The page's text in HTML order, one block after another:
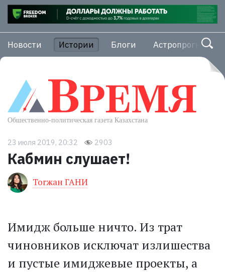
Новости Истории Блоги Астропрогноз
23 июля 2019, 20:32 2903
Кабмин слушает!
Тогжан ГАНИ
Имидж больше ничто. Из трат
чиновников исключат излишества
и пустые имиджевые проекты, а